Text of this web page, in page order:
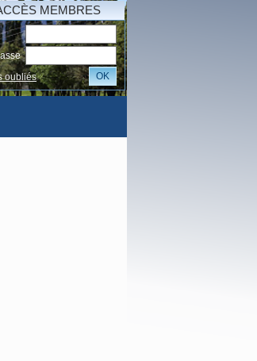
MEMBRES
oubliés
OK